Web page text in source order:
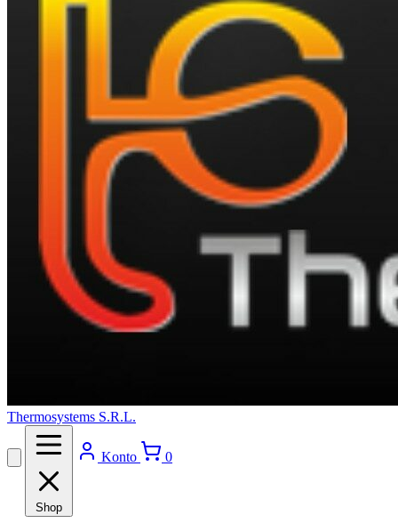
Thermosystems S.R.L.
Shop
Konto 0